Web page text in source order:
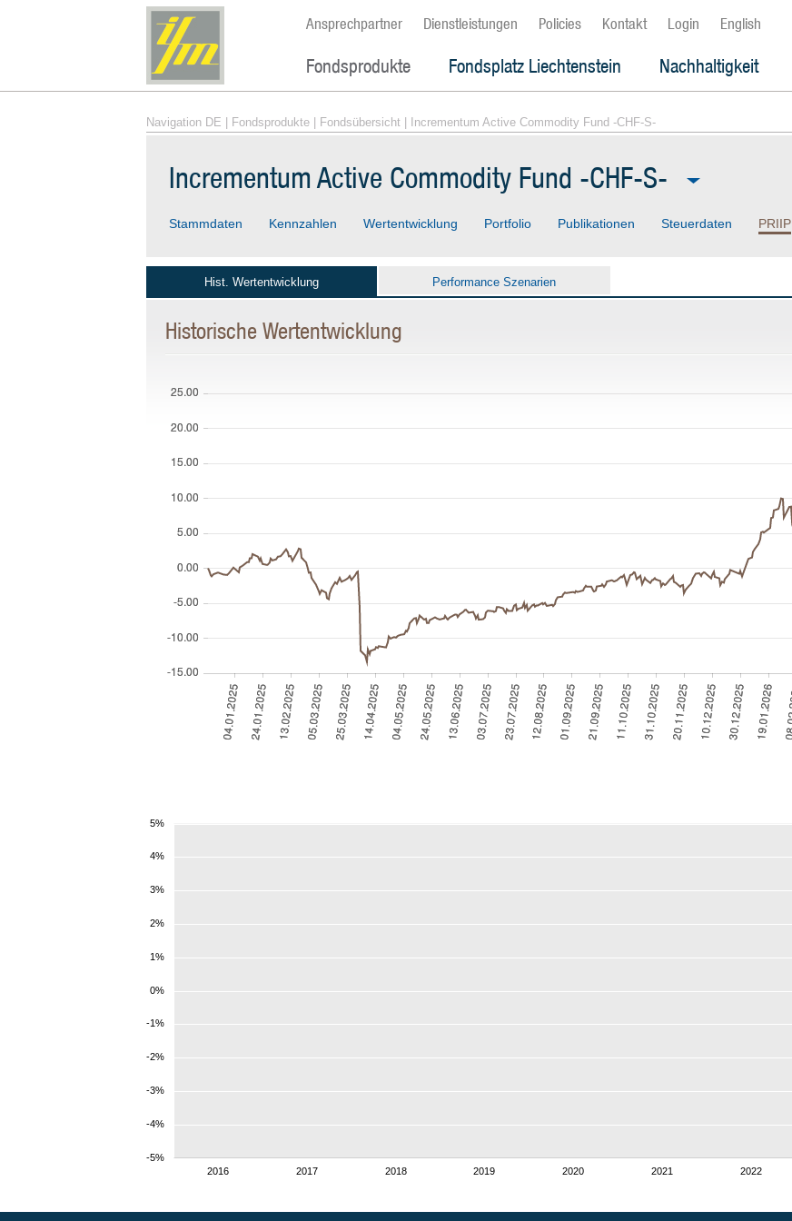
Ansprechpartner Dienstleistungen Policies Kontakt Login English
Fondsprodukte Fondsplatz Liechtenstein Nachhaltigkeit
Navigation DE Fondsprodukte| Fondsübersicht| Incrementum Active Commodity Fund -CHF-S-
Incrementum Active Commodity Fund -CHF-S-
Stammdaten Kennzahlen Wertentwicklung Portfolio Publikationen Steuerdaten PRIIP
Hist. Wertentwicklung Performance Szenarien
Historische Wertentwicklung